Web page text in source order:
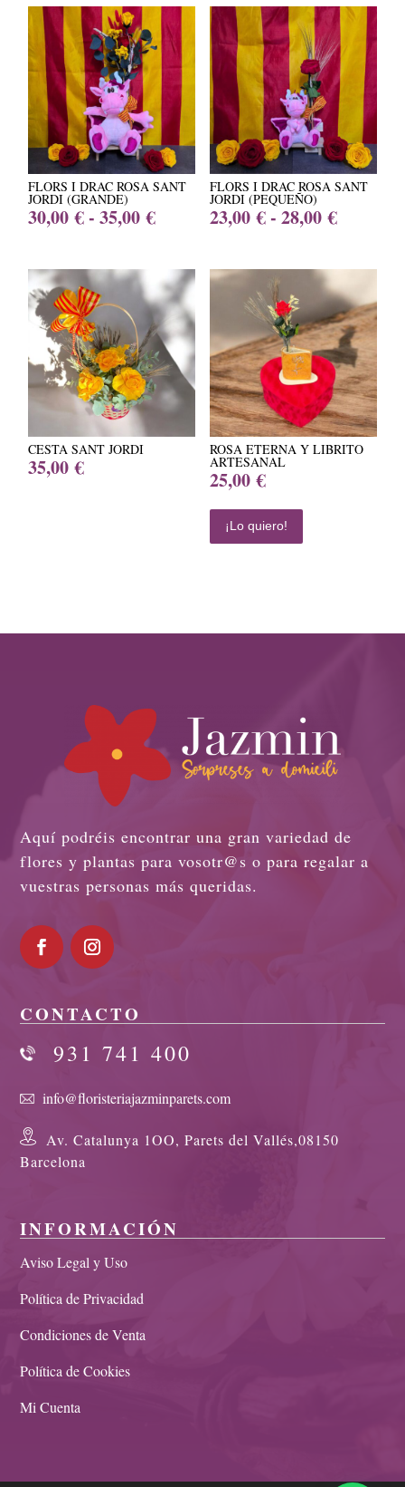
FLORS I DRAC ROSA SANT
JORDI (GRANDE)
30,00€- 35,00€Rango
precios:
desde
30,00 €
hasta
35,00 €
FLORS I DRAC ROSA SANT
JORDI (PEQUEÑO)
23,00€- 28,00€Rango
precios:
desde
23,00 €
hasta
28,00 €
CESTA SANT JORDI
35,00€
ROSA ETERNA Y LIBRITO
ARTESANAL
25,00€
¡Lo quiero!
Aquí podréis encontrar una gran variedad de
flores y plantas para vosotr@s o para regalar a
vuestras personas más queridas.
CONTACTO
931 741 400
info@floristeriajazminparets.com
Av. Catalunya 1OO, Parets del Vallés,08150
Barcelona
INFORMACIÓN
Aviso Legal y Uso
Política de Privacidad
Condiciones de Venta
Política de Cookies
Mi Cuenta